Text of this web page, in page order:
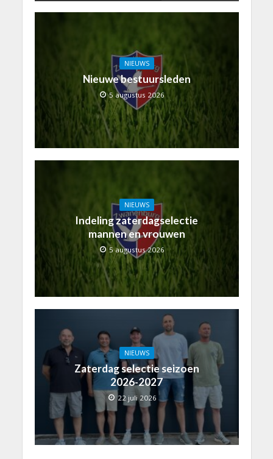
NIEUWS
Nieuwe bestuursleden
5 augustus 2026
NIEUWS
Indeling zaterdagselectie
mannen en vrouwen
5 augustus 2026
NIEUWS
Zaterdag selectie seizoen
2026-2027
22 juli 2026